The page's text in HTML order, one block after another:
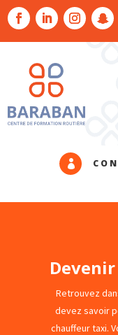

Retrouvez
devez savoir
chauffeur taxi.